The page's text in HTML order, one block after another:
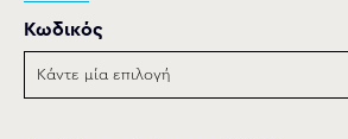
Κωδικός